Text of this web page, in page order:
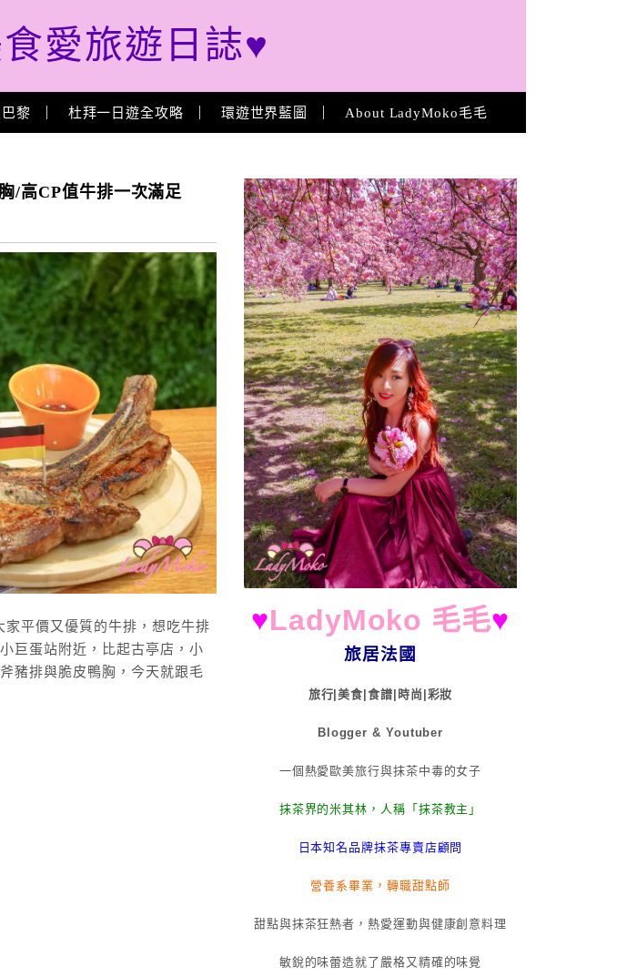
愛旅遊日誌♥
黎 杜拜一日遊全攻略 環遊世界藍圖 About LadyMoko毛毛
/高CP值牛排一次滿足
平價又優質的牛排，想吃牛排
巨蛋站附近，比起古亭店，小
豬排與脆皮鴨胸，今天就跟毛
About
♥LadyMoko 毛毛♥
旅居法國
旅行|美食|食譜|時尚|彩妝
Blogger & Youtuber
一個熱愛歐美旅行與抹茶中毒的女子
抹茶界的米其林，人稱「抹茶教主」
日本知名品牌抹茶專賣店顧問
營養系畢業，轉職甜點師
甜點與抹茶狂熱者，熱愛運動與健康創意料理
敏銳的味蕾造就了嚴格又精確的味覺